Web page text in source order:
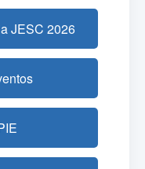
JESC 2026